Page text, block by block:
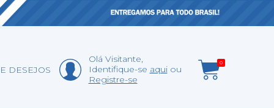
DESEJOS
Olá Visitante,
Identifique-se aqui
Registre-se
0